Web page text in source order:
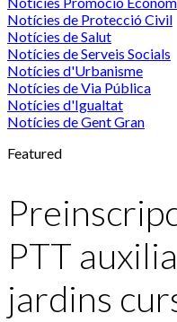
Notícies de Protecció Civil
Notícies de Salut
Notícies de Serveis Socials
Notícies d'Urbanisme
Notícies de Via Pública
Notícies d'Igualtat
Notícies de Gent Gran
Featured
PTT
jardins